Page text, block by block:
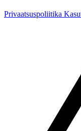
Privaatsuspoliitika